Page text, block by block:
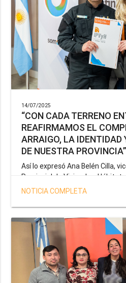
14/07/2025
“CON CADA TERRENO
REAFIRMAMOS EL
ARRAIGO, LA IDENTIDAD
DE NUESTRA PROVINCIA”
Así lo expresó Ana Belén Cilla,
Provincial de Vivienda y Hábitat,
trabajo del organismo en el
salud y seguridad impulsada
Melella.
NOTICIA COMPLETA